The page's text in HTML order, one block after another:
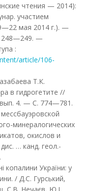
чтения — 2014):
участием
мая 2014 г.). —
248—249. —
:
article/106-
Т.К.
в гидрогетите //
4. — С. 774—781.
минералогических
окислов и
… канд. геол.-
копалини України: у
/ Д.С. Гурський,